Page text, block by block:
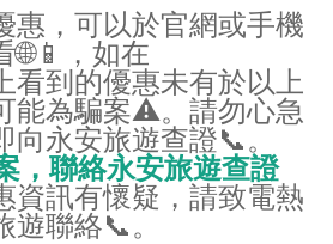
惠，可以於官網或手機
🌐📱，如在
看到的優惠未有於以上
能為騙案⚠️。請勿心急
永安旅遊查證📞。
，聯絡永安旅遊查證
資訊有懷疑，請致電熱
聯絡📞。